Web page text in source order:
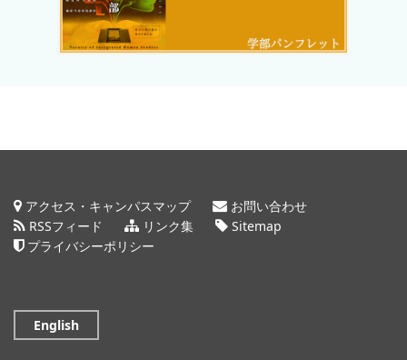
アクセス・キャンパスマップ
お問い合わせ
RSSフィード
リンク集
Sitemap
プライバシーポリシー
English